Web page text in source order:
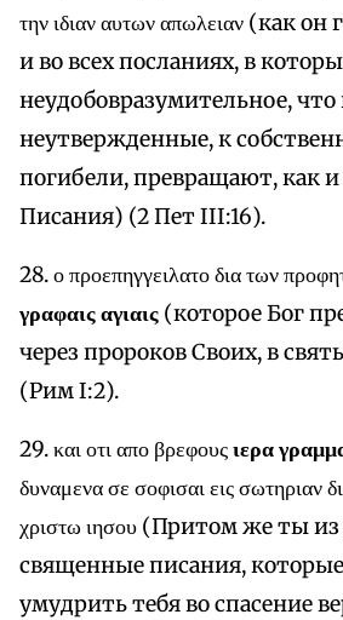
την ιδιαν αυτων απωλειαν (как
и во всех посланиях, в
неудобовразумительное,
неутвержденные, к
погибели, превращают, как
Писания) (2 Пет III:16).
28. ο προεπηγγειλατο δια των
γραφαις αγιαις (которое Бог
через пророков Своих, в
(Рим I:2).
29. και οτι απο βρεφουςιερα
δυναμενα σε σοφισαι εις σωτηριαν
χριστω ιησου (Притом же ты
священные писания,
умудрить тебя во спасение